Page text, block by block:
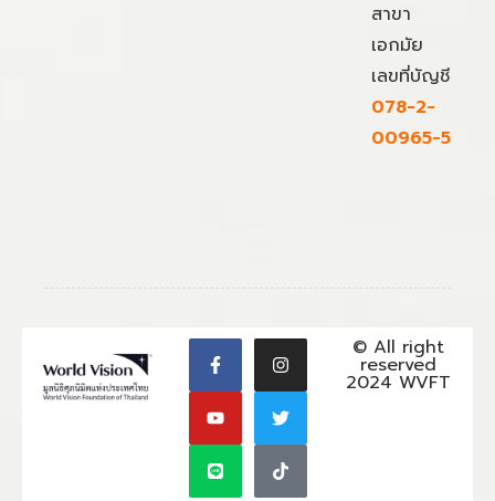
สาขา
เอกมัย
เลขที่บัญชี
078-2-
00965-5
© All right
reserved
2024 WVFT